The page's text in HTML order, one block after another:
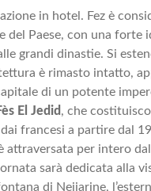
in hotel. Fez è
del Paese, con una forte
grandi dinastie. Si
è rimasto intatto,
di un potente
El Jedid , che
francesi a partire dal
attraversata per intero
sarà dedicata alla
di Nejjarine,